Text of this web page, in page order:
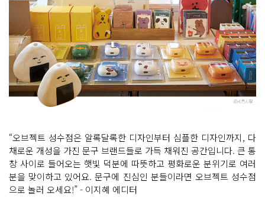
“오브젝트 성수점은 알록달록한 디자인부터 심플한 디자인까지, 다
채로운 개성을 가진 문구 브랜드들로 가득 채워진 공간입니다. 큰 통
창 사이로 들어오는 햇빛 덕분에 따뜻하고 평화로운 분위기로 여러
분을 맞이하고 있어요. 문구에 진심인 분들이라면 오브젝트 성수점
으로 놀러 오세요!” - 이지혜 에디터